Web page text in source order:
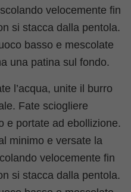
velocemente fin
si stacca dalla pentola.
basso e mescolate
una patina sul fondo.